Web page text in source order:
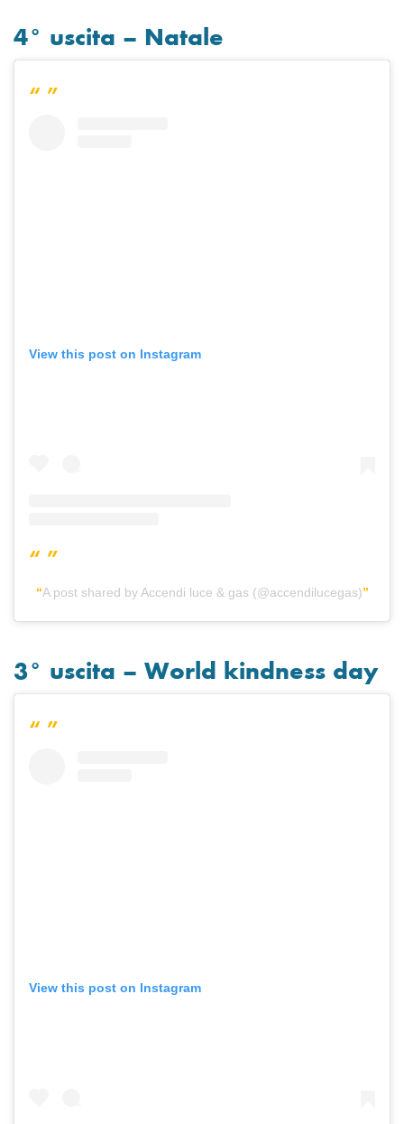
4° uscita – Natale
View this post on Instagram
A post shared by Accendi luce & gas (@accendilucegas)
3° uscita – World kindness day
View this post on Instagram